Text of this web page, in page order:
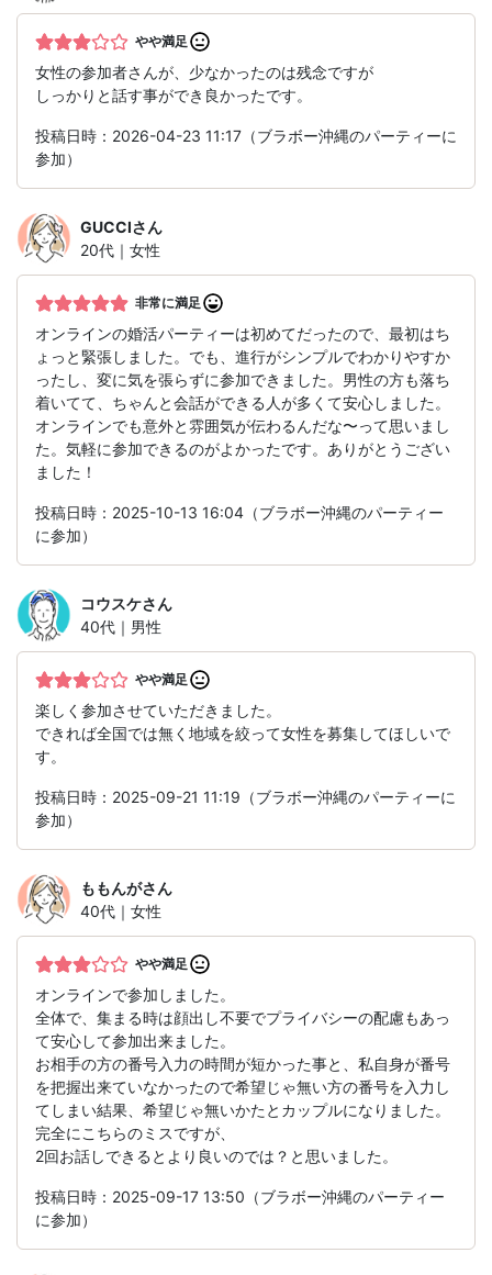
やや満足
女性の参加者さんが、少なかったのは残念ですが
しっかりと話す事ができ良かったです。
投稿日時：2026-04-23 11:17（ブラボー沖縄のパーティーに
参加）
GUCCIさん
20代｜女性
非常に満足
オンラインの婚活パーティーは初めてだったので、最初はち
ょっと緊張しました。でも、進行がシンプルでわかりやすか
ったし、変に気を張らずに参加できました。男性の方も落ち
着いてて、ちゃんと会話ができる人が多くて安心しました。
オンラインでも意外と雰囲気が伝わるんだな〜って思いまし
た。気軽に参加できるのがよかったです。ありがとうござい
ました！
投稿日時：2025-10-13 16:04（ブラボー沖縄のパーティー
に参加）
コウスケさん
40代｜男性
やや満足
楽しく参加させていただきました。
できれば全国では無く地域を絞って女性を募集してほしいで
す。
投稿日時：2025-09-21 11:19（ブラボー沖縄のパーティーに
参加）
ももんがさん
40代｜女性
やや満足
オンラインで参加しました。
全体で、集まる時は顔出し不要でプライバシーの配慮もあっ
て安心して参加出来ました。
お相手の方の番号入力の時間が短かった事と、私自身が番号
を把握出来ていなかったので希望じゃ無い方の番号を入力し
てしまい結果、希望じゃ無いかたとカップルになりました。
完全にこちらのミスですが、
2回お話しできるとより良いのでは？と思いました。
投稿日時：2025-09-17 13:50（ブラボー沖縄のパーティー
に参加）